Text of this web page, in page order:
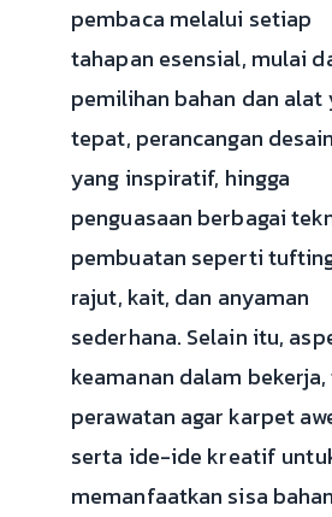
pembaca melalui setiap
tahapan esensial, mulai
pemilihan bahan dan alat
tepat, perancangan desain
yang inspiratif, hingga
penguasaan berbagai
pembuatan seperti
rajut, kait, dan anyaman
sederhana. Selain itu,
keamanan dalam
perawatan agar karpet
serta ide-ide kreatif
memanfaatkan sisa